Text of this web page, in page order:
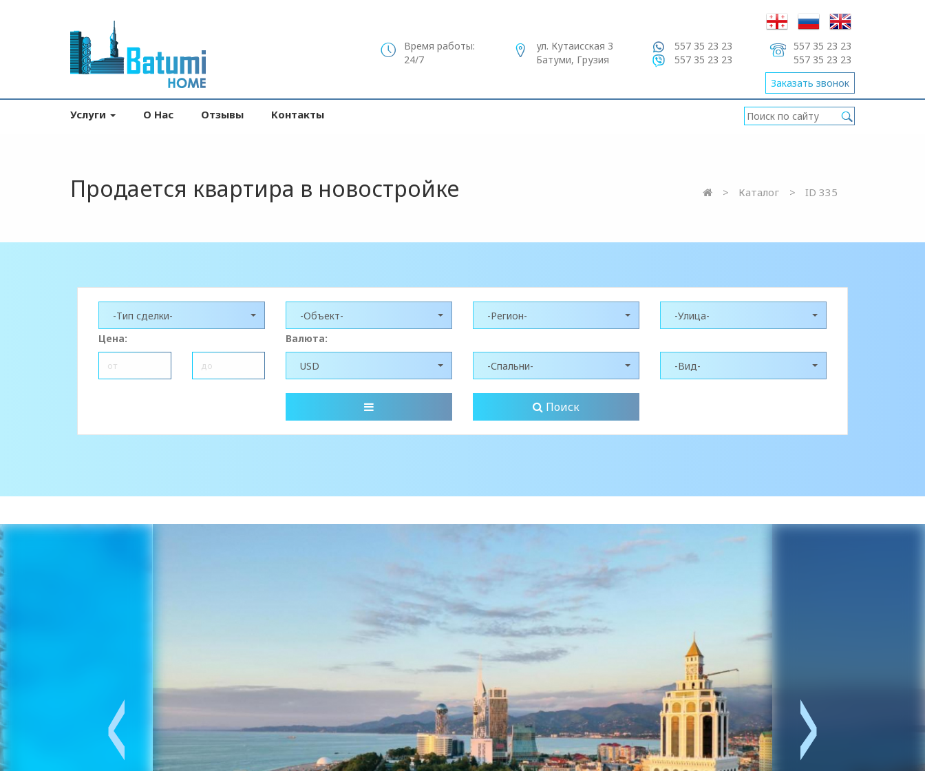
Время работы:
24/7
ул. Кутаисская 3
Батуми, Грузия
557 35 23 23
557 35 23 23
557 35 23 23
557 35 23 23
Заказать звонок
Услуги О Нас Отзывы Контакты
Продается квартира в новостройке Каталог ID 335
-Тип сделки- -Объект- -Регион-
-Улица-
Цена:
Валюта:
USD -Спальни- -Вид-
Поиск